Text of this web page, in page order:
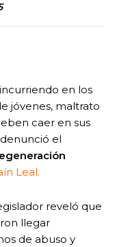
en los
jóvenes, maltrato
caer en sus
el
Leal.
reveló que
llegar
de abuso y